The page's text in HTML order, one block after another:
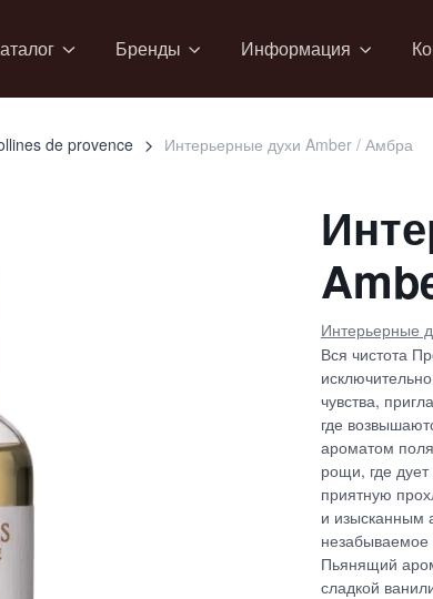
Бренды Информация
de provence Интерьерные духи Amber / Амбра
Интерьерные
Вся чистота
чувства,
где
ароматом
рощи, где
приятную
и изысканным
незабываемое
Пьянящий
сладкой